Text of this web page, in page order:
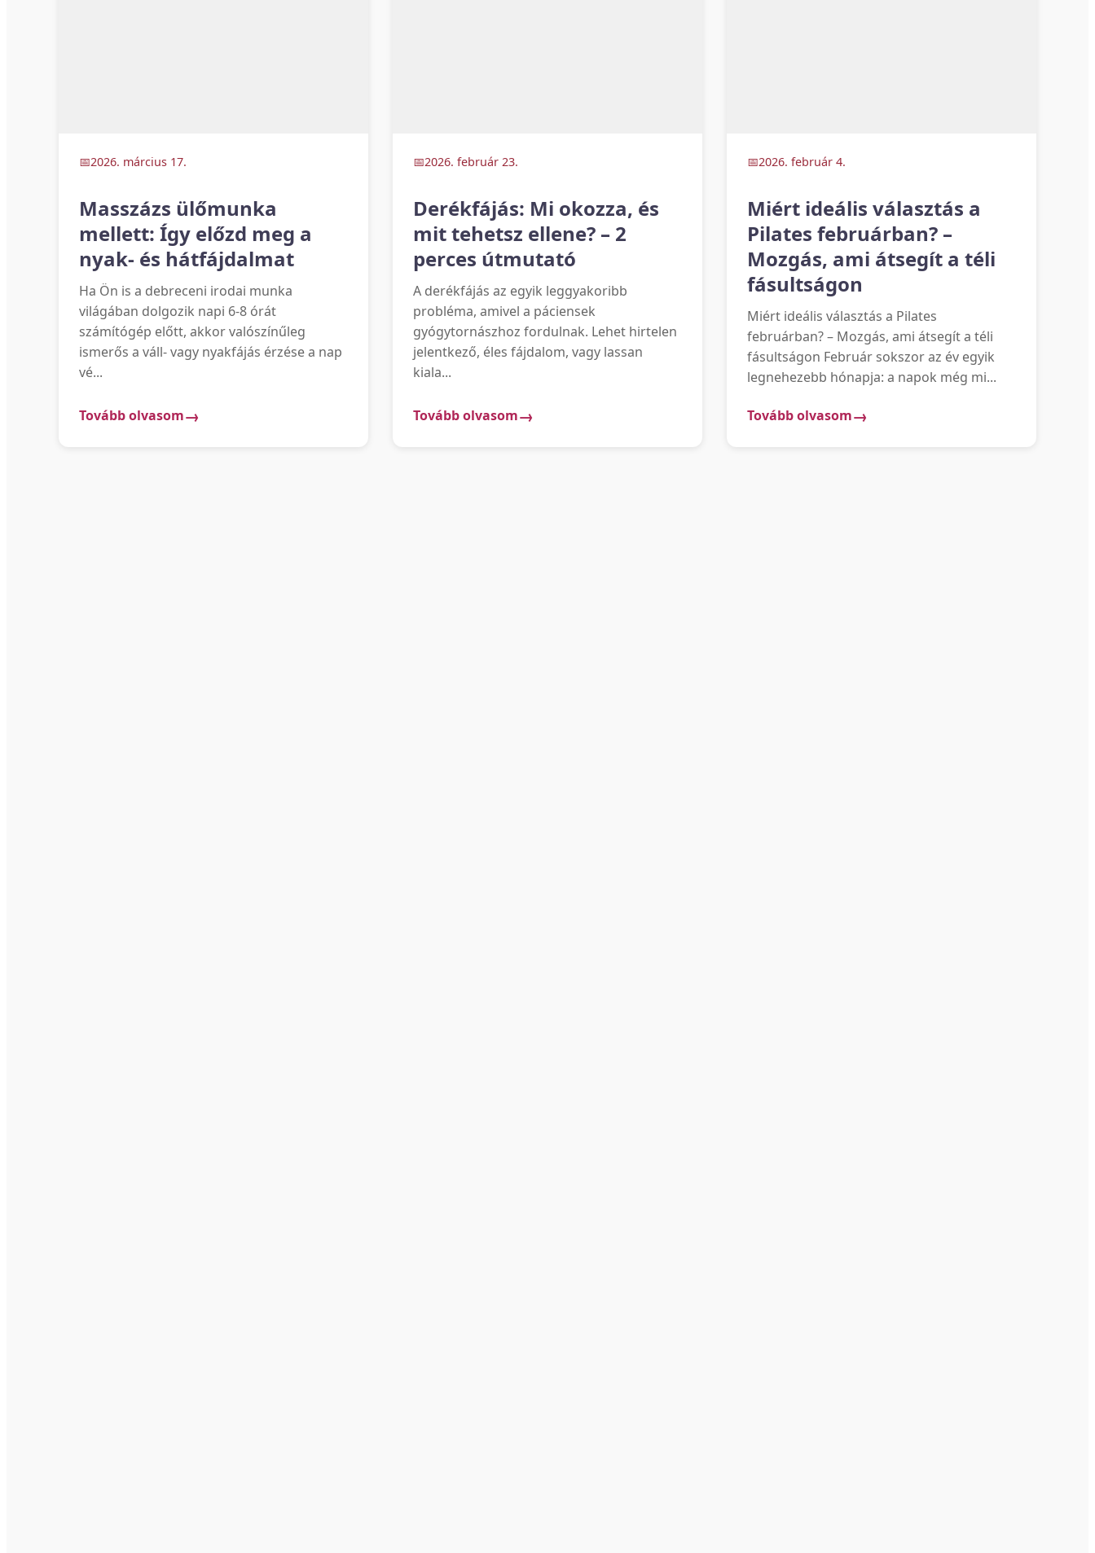
2026. március 17.
Masszázs ülőmunka
mellett: Így előzd meg a
nyak- és hátfájdalmat
Ha Ön is a debreceni irodai munka
világában dolgozik napi 6-8 órát
számítógép előtt, akkor valószínűleg
ismerős a váll- vagy nyakfájás érzése a nap
vé...
Tovább olvasom
2026. február 23.
Derékfájás: Mi okozza, és
mit tehetsz ellene? – 2
perces útmutató
A derékfájás az egyik leggyakoribb
probléma, amivel a páciensek
gyógytornászhoz fordulnak. Lehet hirtelen
jelentkező, éles fájdalom, vagy lassan
kiala...
Tovább olvasom
2026. február 4.
Miért ideális választás a
Pilates februárban? –
Mozgás, ami átsegít a téli
fásultságon
Miért ideális választás a Pilates
februárban? – Mozgás, ami átsegít a téli
fásultságon Február sokszor az év egyik
legnehezebb hónapja: a napok még mi...
Tovább olvasom